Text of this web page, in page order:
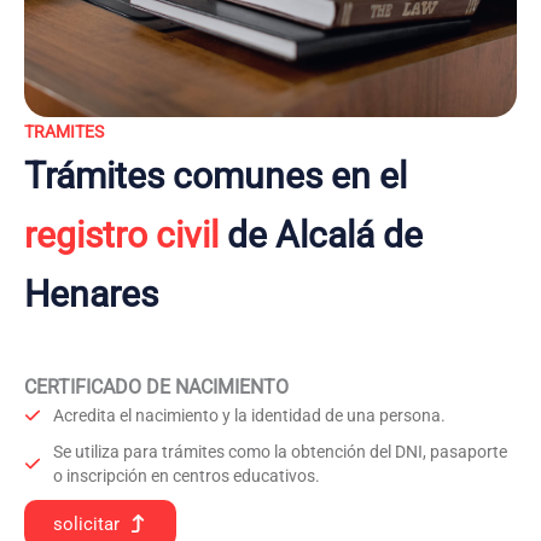
TRAMITES
Trámites comunes en el
registro civil de Alcalá de
Henares
CERTIFICADO DE NACIMIENTO
Acredita el nacimiento y la identidad de una persona.
Se utiliza para trámites como la obtención del DNI, pasaporte
o inscripción en centros educativos.
solicitar